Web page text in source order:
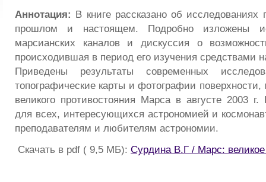
Аннотация: В книге рассказано об исследованиях
прошлом и настоящем. Подробно изложены
марсианских каналов и дискуссия о
происходившая в период его изучения средствами
Приведены результаты современных
топографические карты и фотографии
великого противостояния Марса в августе 2003 г.
для всех, интересующихся астрономией и
преподавателям и любителям астрономии.
Скачать в pdf ( 9,5 МБ): Сурдина В.Г / Марс: великое